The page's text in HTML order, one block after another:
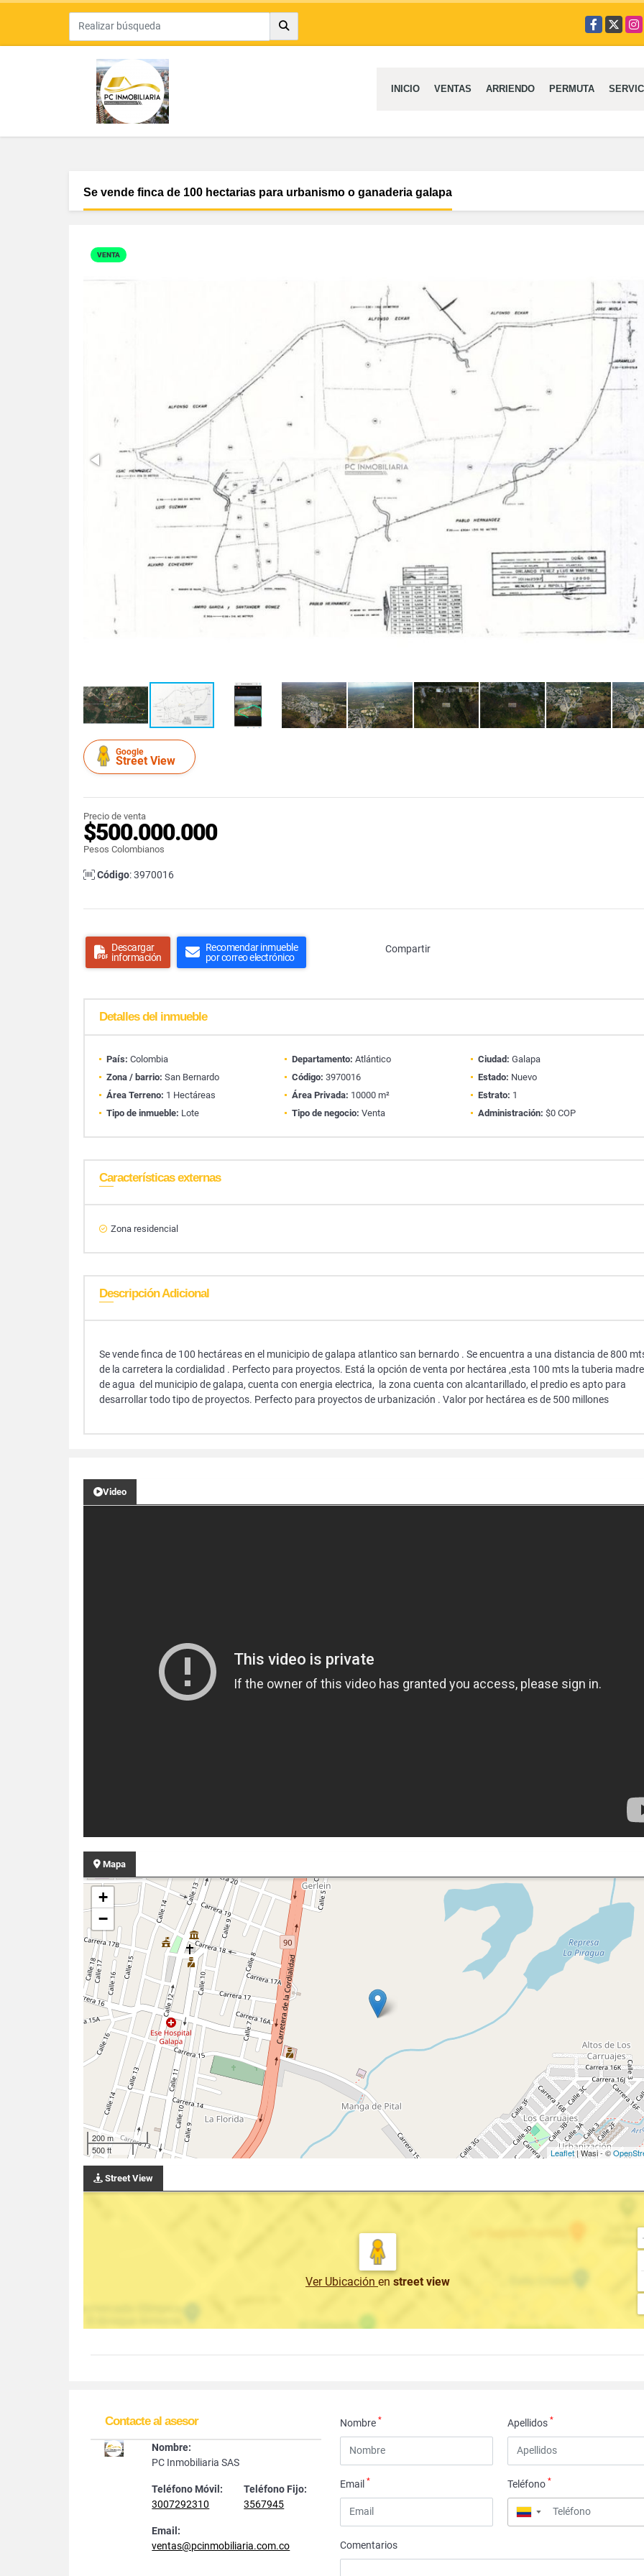
Facebook
X
INICIO VENTAS ARRIENDO PERMUTA
Se vende finca de 100 hectarias para urbanismo o ganaderia galapa
VENTA
Google
Street View
Precio de venta
$500.000.000
Pesos Colombianos
Código: 3970016
Descargar
información
Recomendar inmueble
por correo electrónico
Compartir
Detalles del inmueble
País: Colombia Departamento: Atlántico Ciudad: Galapa
Zona / barrio: San Bernardo Código: 3970016 Estado: Nuevo
Área Terreno: 1 Hectáreas Área Privada: 10000 m² Estrato: 1
Tipo de inmueble: Lote Tipo de negocio: Venta Administración: $0 COP
Características externas
Zona residencial
Descripción Adicional
Se vende finca de 100 hectáreas en el municipio de galapa atlantico san bernardo . Se encuentra a una distancia de 800
de la carretera la cordialidad . Perfecto para proyectos. Está la opción de venta por hectárea ,esta 100 mts la tuberia madre
de agua del municipio de galapa, cuenta con energia electrica, la zona cuenta con alcantarillado, el predio es apto para
desarrollar todo tipo de proyectos. Perfecto para proyectos de urbanización . Valor por hectárea es de 500 millones
Video
Mapa
+
−
200 m
500 ft
Leaflet| Wasi - ©
Street View
Ver Ubicación en street view
Contacte al asesor
Nombre:
PC Inmobiliaria SAS
Teléfono Móvil:
3007292310
Teléfono Fijo:
3567945
Email:
ventas@pcinmobiliaria.com.co
Nombre * Apellidos *
Email * Teléfono *
▼
Comentarios